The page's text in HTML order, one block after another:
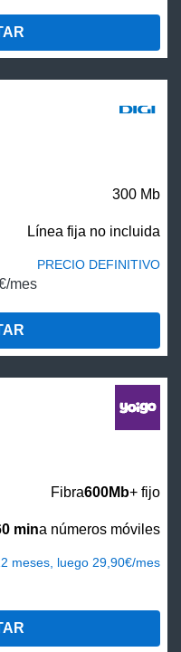
300 Mb
Línea fija no incluida
mes
PRECIO DEFINITIVO
Fibra600Mb+ fijo
mina números móviles
meses, luego 29,90€/mes